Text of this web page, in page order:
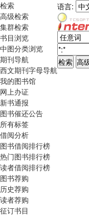
检索
高级检索
集群检索
书目浏览
中图分类浏览
期刊导航
西文期刊字母导航
我的图书馆
网上办证
新书通报
图书催还公告
所有标签
借阅分析
图书借阅排行榜
热门图书排行榜
读者借阅排行榜
图书荐购
历史荐购
读者荐购
征订书目
语言: